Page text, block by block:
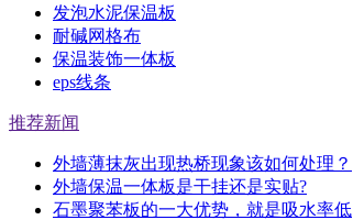
发泡水泥保温板
耐碱网格布
保温装饰一体板
eps线条
推荐新闻
外墙薄抹灰出现热桥现象该如何处理？
外墙保温一体板是干挂还是实贴?
石墨聚苯板的一大优势，就是吸水率低